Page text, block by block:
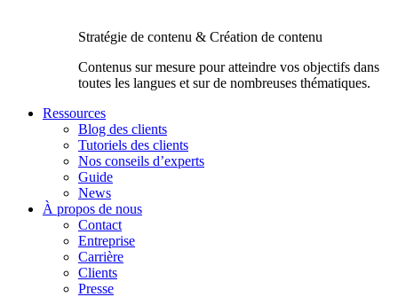
Stratégie de contenu & Création de contenu
Contenus sur mesure pour atteindre vos objectifs dans
toutes les langues et sur de nombreuses thématiques.
Ressources
Blog des clients
Tutoriels des clients
Nos conseils d’experts
Guide
News
À propos de nous
Contact
Entreprise
Carrière
Clients
Presse